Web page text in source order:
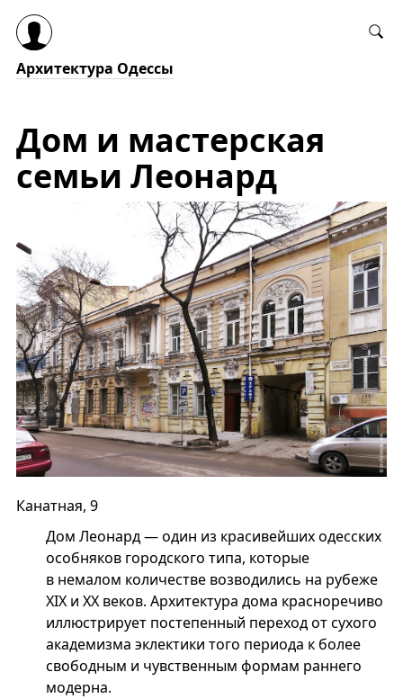
Архитектура Одессы
Дом и мастерская
семьи Леонард
Канатная, 9
Дом Леонард — один из красивейших одесских
особняков городского типа, которые
в немалом количестве возводились на рубеже
XIX и XX веков. Архитектура дома красноречиво
иллюстрирует постепенный переход от сухого
академизма эклектики того периода к более
свободным и чувственным формам раннего
модерна.